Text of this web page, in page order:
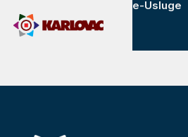
e-Usluge